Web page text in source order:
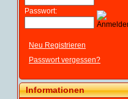
Passwort:
Neu Registrieren
Passwort vergessen?
Informationen